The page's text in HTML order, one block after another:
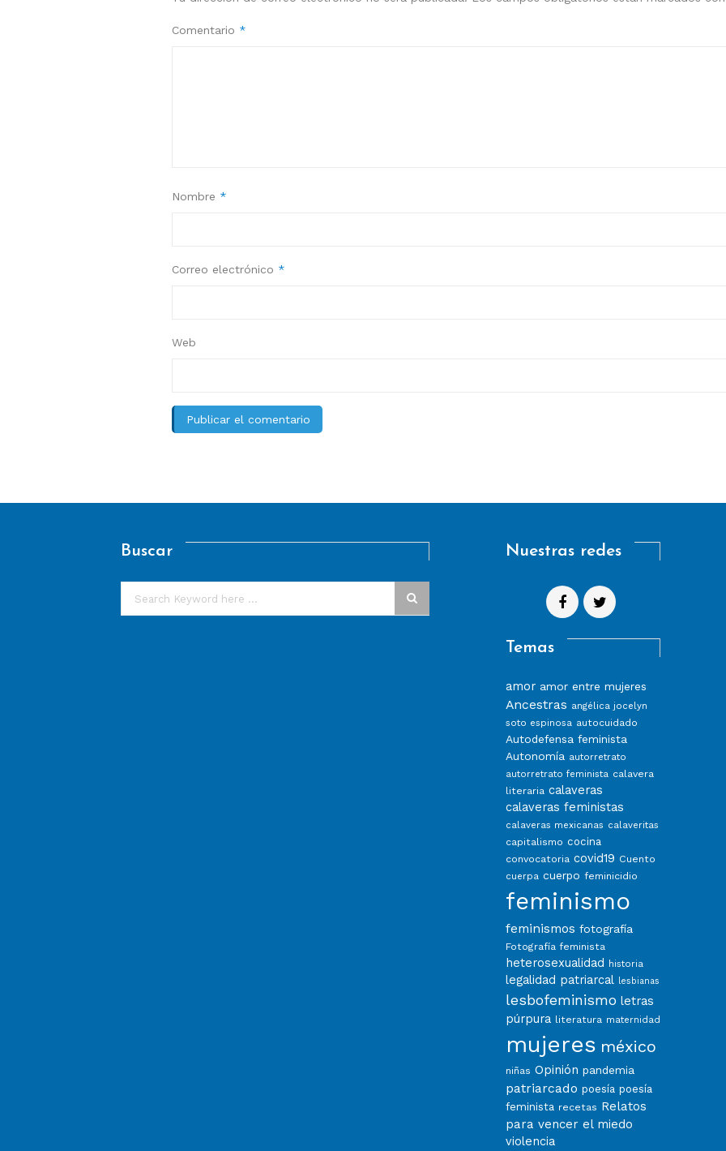
Comentario *
Nombre *
Correo electrónico *
Web
Buscar Nuestras redes
Temas
amor amor entre mujeres
Ancestras angélica jocelyn
soto espinosa autocuidado
Autodefensa feminista
Autonomía autorretrato
autorretrato feminista calavera
literaria calaveras
calaveras feministas
calaveras mexicanas calaveritas
capitalismo cocina
convocatoria covid19 Cuento
cuerpa cuerpo feminicidio
feminismo
feminismos fotografía
Fotografía feminista
heterosexualidad historia
legalidad patriarcal lesbianas
lesbofeminismo letras
púrpura literatura maternidad
mujeres méxico
niñas Opinión pandemia
patriarcado poesía poesía
feminista recetas Relatos
para vencer el miedo
violencia